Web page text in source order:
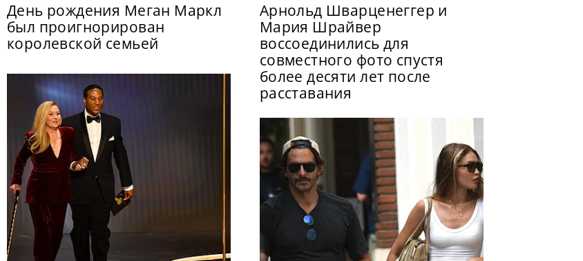
День рождения Меган Маркл
был проигнорирован
королевской семьей
Арнольд Шварценеггер и
Мария Шрайвер
воссоединились для
совместного фото спустя
более десяти лет после
расставания